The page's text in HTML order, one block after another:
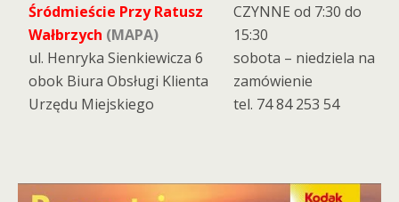
Śródmieście Przy Ratusz
Wałbrzych (MAPA)
ul. Henryka Sienkiewicza 6
obok Biura Obsługi Klienta
Urzędu Miejskiego
CZYNNE od 7:30 do
15:30
sobota – niedziela na
zamówienie
tel. 74 84 253 54